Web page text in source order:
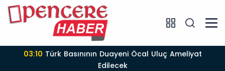
03:10
Edilecek